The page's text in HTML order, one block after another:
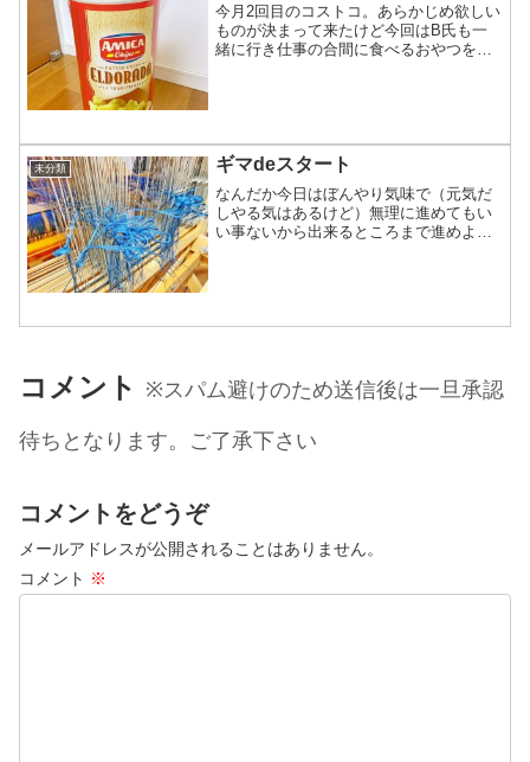
今月2回目のコストコ。あらかじめ欲しい
ものが決まって来たけど今回はB氏も一
緒に行き仕事の合間に食べるおやつを物
未分類 ギマdeスタート
なんだか今日はぼんやり気味で（元気だ
しやる気はあるけど）無理に進めてもい
い事ないから出来るところまで進めよう
コメント ※スパム避けのため送信後は一旦承認
待ちとなります。ご了承下さい
コメントをどうぞ
メールアドレスが公開されることはありません。
コメント ※